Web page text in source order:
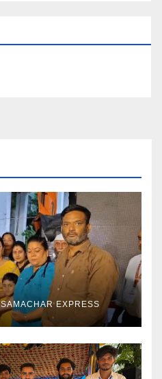
SAMACHAR EXPRESS